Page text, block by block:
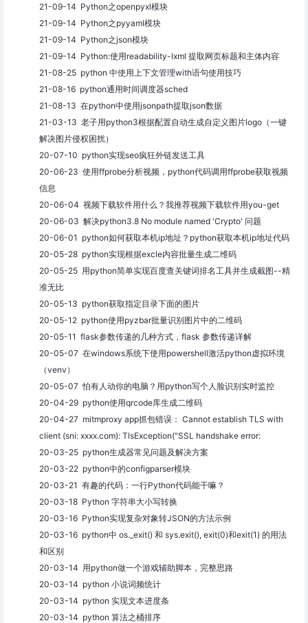
21-09-14 Python之openpyxl模块
21-09-14 Python之pyyaml模块
21-09-14 Python之json模块
21-09-14 Python:使用readability-lxml 提取网页标题和主体内容
21-08-25 python 中使用上下文管理with语句使用技巧
21-08-16 python通用时间调度器sched
21-08-13 在python中使用jsonpath提取json数据
21-03-13 老子用python3根据配置自动生成自定义图片logo（一键
解决图片侵权困扰）
20-07-10 python实现seo疯狂外链发送工具
20-06-23 使用ffprobe分析视频，python代码调用ffprobe获取视频
信息
20-06-04 视频下载软件用什么？我推荐视频下载软件用you-get
20-06-03 解决python3.8 No module named 'Crypto' 问题
20-06-01 python如何获取本机ip地址？python获取本机ip地址代码
20-05-28 python实现根据excle内容批量生成二维码
20-05-25 用python简单实现百度查关键词排名工具并生成截图--精
准无比
20-05-13 python获取指定目录下面的图片
20-05-12 python使用pyzbar批量识别图片中的二维码
20-05-11 flask参数传递的几种方式，flask 参数传递详解
20-05-07 在windows系统下使用powershell激活python虚拟环境
（venv）
20-05-07 怕有人动你的电脑？用python写个人脸识别实时监控
20-04-29 python使用qrcode库生成二维码
20-04-27 mitmproxy app抓包错误： Cannot establish TLS with
client (sni: xxxx.com): TlsException("SSL handshake error:
20-03-25 python生成器常见问题及解决方案
20-03-22 python中的configparser模块
20-03-21 有趣的代码：一行Python代码能干嘛？
20-03-18 Python 字符串大小写转换
20-03-16 Python实现复杂对象转JSON的方法示例
20-03-16 python中 os._exit() 和 sys.exit(), exit(0)和exit(1) 的用法
和区别
20-03-14 用python做一个游戏辅助脚本，完整思路
20-03-14 python 小说词频统计
20-03-14 python 实现文本进度条
20-03-14 python 算法之桶排序